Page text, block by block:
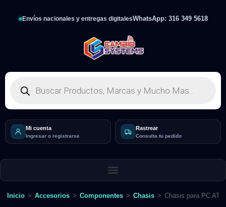
Envíos nacionales y entregas digitalesWhatsApp: 316 349 5618
Mi cuenta
Ingresar o registrarse
Rastrear
Consulta tu pedido
Inicio > Accesorios > Componentes > Chasis > Chasis para PC